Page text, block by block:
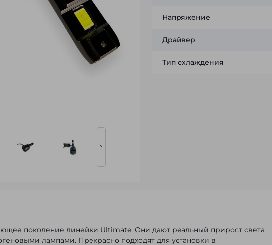
Напряжение
Драйвер
Тип охлаждения
поколение линейки Ultimate. Они дают реальный прирост света
лампами. Прекрасно подходят для установки в